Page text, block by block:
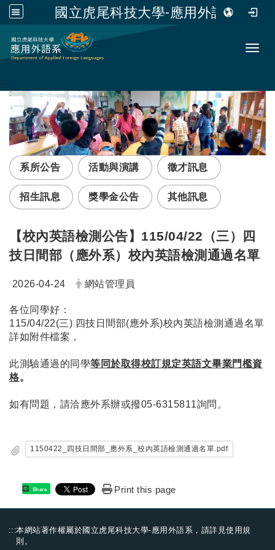
國立虎尾科技大學-應用外語系
跳到主要內容
:::
系所公告 活動與演講 徵才訊息
招生訊息 獎學金公告 其他訊息
【校內英語檢測公告】115/04/22（三）四
技日間部（應外系）校內英語檢測通過名單
日期：
2026-04-24 發布者：
網站管理員
各位同學好：
115/04/22(三) 四技日間部(應外系)校內英語檢測通過名單
詳如附件檔案，
此測驗通過的同學等同於取得校訂規定英語文畢業門檻資
格。
如有問題，請洽應外系辦或撥05-6315811詢問。
1150422_四技日間部_應外系_校內英語檢測通過名單.pdf
Share Print this page
:::本網站著作權屬於國立虎尾科技大學-應用外語系，請詳見使用規
則 。